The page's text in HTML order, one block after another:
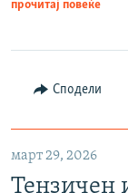
прочитај повеќе
Сподели
март 29, 2026
Тензичен